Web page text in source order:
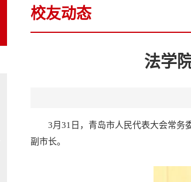
校友动态
法学
3月31日，青岛市人民代表大会常务
副市长。